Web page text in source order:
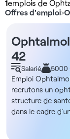
1emplois de
Offres d'emploi›
42
Salarié 5000
Emploi
recrutons un
structure de
dans le cadre
exercerez dans
collaboration